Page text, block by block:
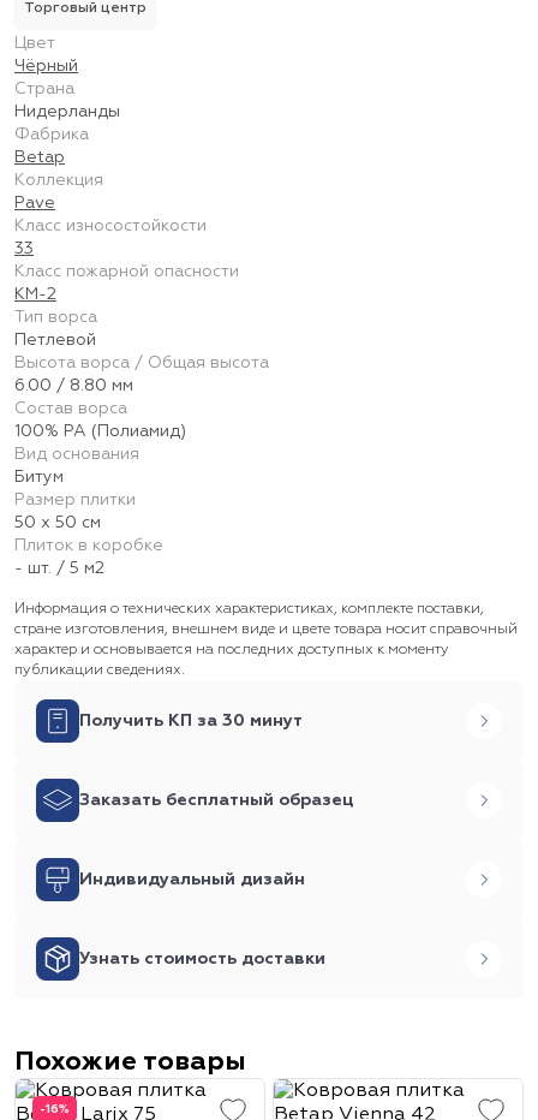
Торговый центр
Цвет
Чёрный
Страна
Нидерланды
Фабрика
Betap
Коллекция
Pave
Класс износостойкости
33
Класс пожарной опасности
КМ-2
Тип ворса
Петлевой
Высота ворса / Общая высота
6.00 / 8.80 мм
Состав ворса
100% PA (Полиамид)
Вид основания
Битум
Размер плитки
50 х 50 см
Плиток в коробке
- шт. / 5 м2
Информация о технических характеристиках, комплекте поставки,
стране изготовления, внешнем виде и цвете товара носит справочный
характер и основывается на последних доступных к моменту
публикации сведениях.
Получить КП за 30 минут
Заказать бесплатный образец
Индивидуальный дизайн
Узнать стоимость доставки
Похожие товары
-16%